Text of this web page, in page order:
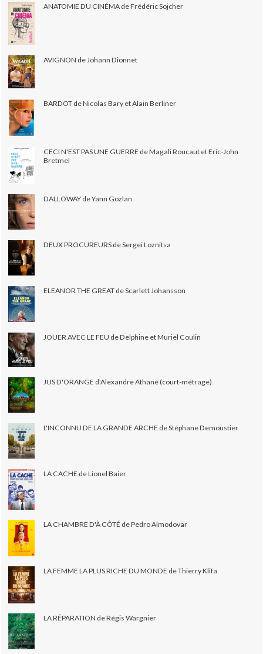
ANATOMIE DU CINÉMA de Frédéric Sojcher
AVIGNON de Johann Dionnet
BARDOT de Nicolas Bary et Alain Berliner
CECI N'EST PAS UNE GUERRE de Magali Roucaut et Eric-John
Bretmel
DALLOWAY de Yann Gozlan
DEUX PROCUREURS de Sergei Loznitsa
ELEANOR THE GREAT de Scarlett Johansson
JOUER AVEC LE FEU de Delphine et Muriel Coulin
JUS D'ORANGE d'Alexandre Athané (court-métrage)
L'INCONNU DE LA GRANDE ARCHE de Stéphane Demoustier
LA CACHE de Lionel Baier
LA CHAMBRE D'À CÔTÉ de Pedro Almodovar
LA FEMME LA PLUS RICHE DU MONDE de Thierry Klifa
LA RÉPARATION de Régis Wargnier